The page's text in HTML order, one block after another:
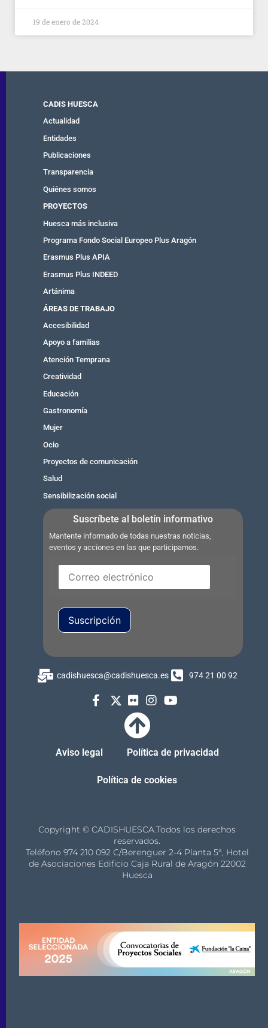
19 de enero de 2024
CADIS HUESCA
Actualidad
Entidades
Publicaciones
Transparencia
Quiénes somos
PROYECTOS
Huesca más inclusiva
Programa Fondo Social Europeo Plus Aragón
Erasmus Plus APIA
Erasmus Plus INDEED
Artánima
ÁREAS DE TRABAJO
Accesibilidad
Apoyo a familias
Atención Temprana
Creatividad
Educación
Gastronomía
Mujer
Ocio
Proyectos de comunicación
Salud
Sensibilización social
Suscríbete al boletín informativo
Mantente informado de todas nuestras noticias,
eventos y acciones en las que participamos.
Suscripción
cadishuesca@cadishuesca.es 974 21 00 92
Aviso legal Política de privacidad
Política de cookies
Copyright © CADISHUESCA.Todos los derechos
reservados.
Teléfono 974 210 092 C/Berenguer 2-4 Planta 5ª, Hotel
de Asociaciones Edificio Caja Rural de Aragón 22002
Huesca